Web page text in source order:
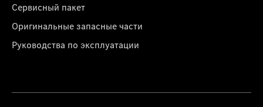
Сервисный пакет
Оригинальные запасные части
Руководства по эксплуатации